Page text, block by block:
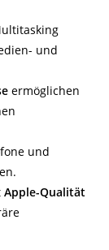
und
ermöglichen
und
Apple-Qualität